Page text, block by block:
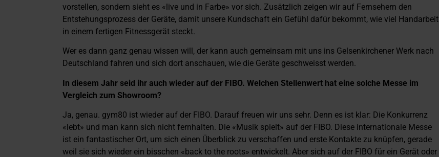
vorstellen, sondern sieht es «live und in Farbe» vor sich. Zusätzlich zeigen wir auf Fernsehern den
Entstehungsprozess der Geräte, damit unsere Kundschaft ein Gefühl dafür bekommt, wie viel Handarbeit
in einem fertigen Fitnessgerät steckt.
Wer es dann ganz genau wissen will, der kann auch gemeinsam mit uns ins Gelsenkirchener Werk nach
Deutschland fahren und sich dort anschauen, wie die Geräte geschweisst werden.
In diesem Jahr seid ihr auch wieder auf der FIBO. Welchen Stellenwert hat eine solche Messe im
Vergleich zum Showroom?
Ja, genau. gym80 ist wieder auf der FIBO. Darauf freuen wir uns sehr. Denn es ist klar: Die Konkurrenz
«lebt» und man kann sich nicht fernhalten. Die «Musik spielt» auf der FIBO. Diese internationale Messe
ist ein fantastischer Ort, um sich einen Überblick zu verschaffen und erste Kontakte zu knüpfen, gerade
weil sie sich wieder ein bisschen «back to the roots» entwickelt. Aber sich auf der FIBO für ein Gerät oder